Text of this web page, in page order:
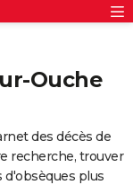
Ouche
des décès de
recherche, trouver
d'obsèques plus